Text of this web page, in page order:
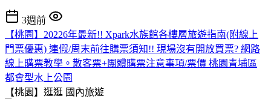
3週前
【桃園】20226年最新!! Xpark水族館各樓層旅遊指南(附線上
門票優惠) 連假/周末前往購票須知!! 現場沒有開放買票? 網路
線上購票教學。散客票+團體購票注意事項/票價 桃園青埔區
都會型水上公園
【桃園】逛逛 國內旅遊